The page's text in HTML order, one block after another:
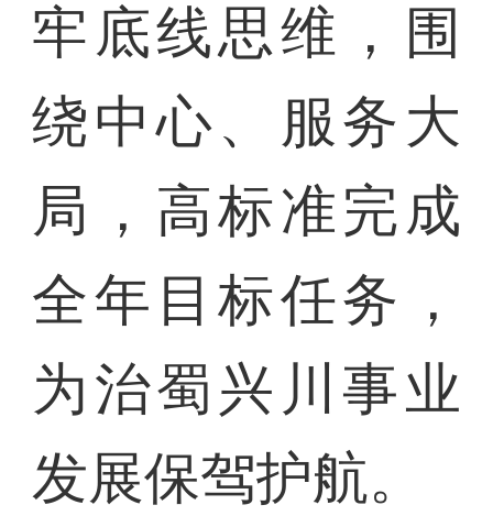
牢底线思维，围
绕中心、服务大
局，高标准完成
全年目标任务，
为治蜀兴川事业
发展保驾护航。